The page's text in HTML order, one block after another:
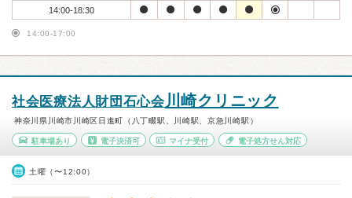
14:00-18:30
14:00-17:00
社会医療法人財団石心会 川崎クリニック
神奈川県川崎市川崎区日進町（八丁畷駅、川崎駅、京急川崎駅）
駐車場あり 電子決済可 マイナ受付 電子処方せん対応
土曜（〜12:00）